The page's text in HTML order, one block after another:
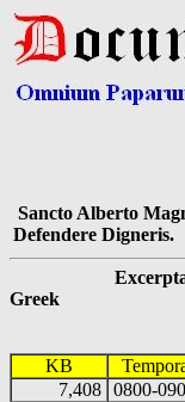
Sancto Alberto
Defendere Digneris.
Excerpta ex
Greek
KB
7,408 0800-